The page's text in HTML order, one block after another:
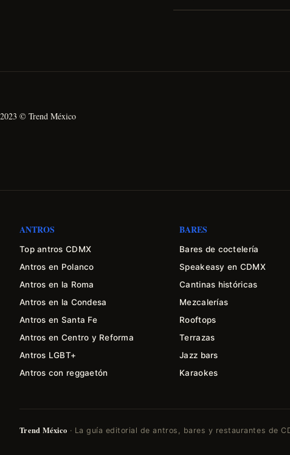
2023 © Trend México
ANTROS
Top antros CDMX
Antros en Polanco
Antros en la Roma
Antros en la Condesa
Antros en Santa Fe
Antros en Centro y Reforma
Antros LGBT+
Antros con reggaetón
BARES
Bares de coctelería
Speakeasy en CDMX
Cantinas históricas
Mezcalerías
Rooftops
Terrazas
Jazz bars
Karaokes
Trend México · La guía editorial de antros, bares y restaurantes de